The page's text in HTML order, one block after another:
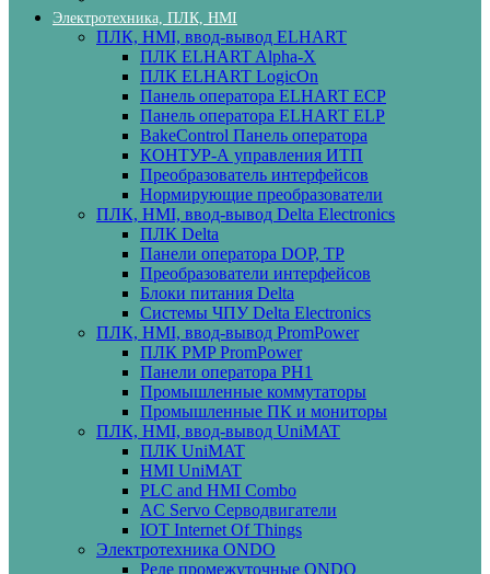
Электротехника, ПЛК, HMI
ПЛК, HMI, ввод-вывод ELHART
ПЛК ELHART Alpha-X
ПЛК ELHART LogicOn
Панель оператора ELHART ECP
Панель оператора ELHART ELP
BakeControl Панель оператора
КОНТУР-А управления ИТП
Преобразователь интерфейсов
Нормирующие преобразователи
ПЛК, HMI, ввод-вывод Delta Electronics
ПЛК Delta
Панели оператора DOP, TP
Преобразователи интерфейсов
Блоки питания Delta
Системы ЧПУ Delta Electronics
ПЛК, HMI, ввод-вывод PromPower
ПЛК PMP PromPower
Панели оператора PH1
Промышленные коммутаторы
Промышленные ПК и мониторы
ПЛК, HMI, ввод-вывод UniMAT
ПЛК UniMAT
HMI UniMAT
PLC and HMI Combo
AC Servo Серводвигатели
IOT Internet Of Things
Электротехника ONDO
Реле промежуточные ONDO